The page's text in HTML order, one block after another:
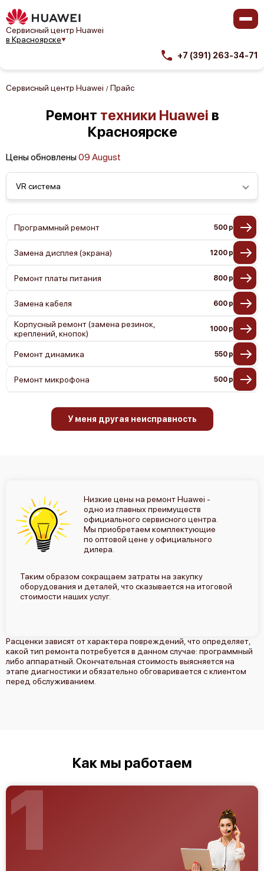
Сервисный центр Huawei
в Красноярске
+7 (391) 263-34-71
Сервисный центр Huawei / Прайс
Ремонт техники Huawei в
Красноярске
Цены обновлены09 August
VR система
Программный ремонт 500 р
Замена дисплея (экрана) 1200 р
Ремонт платы питания 800 р
Замена кабеля 600 р
Корпусный ремонт (замена резинок,
креплений, кнопок)
1000 р
Ремонт динамика 550 р
Ремонт микрофона 500 р
Ремонт Bluetooth-систем
Ремонт GPS-модуля
Замена разъемов 600 р
У меня другая неисправность
Низкие цены на ремонт Huawei -
одно из главных преимуществ
официального сервисного центра.
Мы приобретаем комплектующие
по оптовой цене у официального
дилера.
Таким образом сокращаем затраты на закупку
оборудования и деталей, что сказывается на итоговой
стоимости наших услуг.
Расценки зависят от характера повреждений, что определяет,
какой тип ремонта потребуется в данном случае: программный
либо аппаратный. Окончательная стоимость выясняется на
этапе диагностики и обязательно обговаривается с клиентом
перед обслуживанием.
Как мы работаем
1